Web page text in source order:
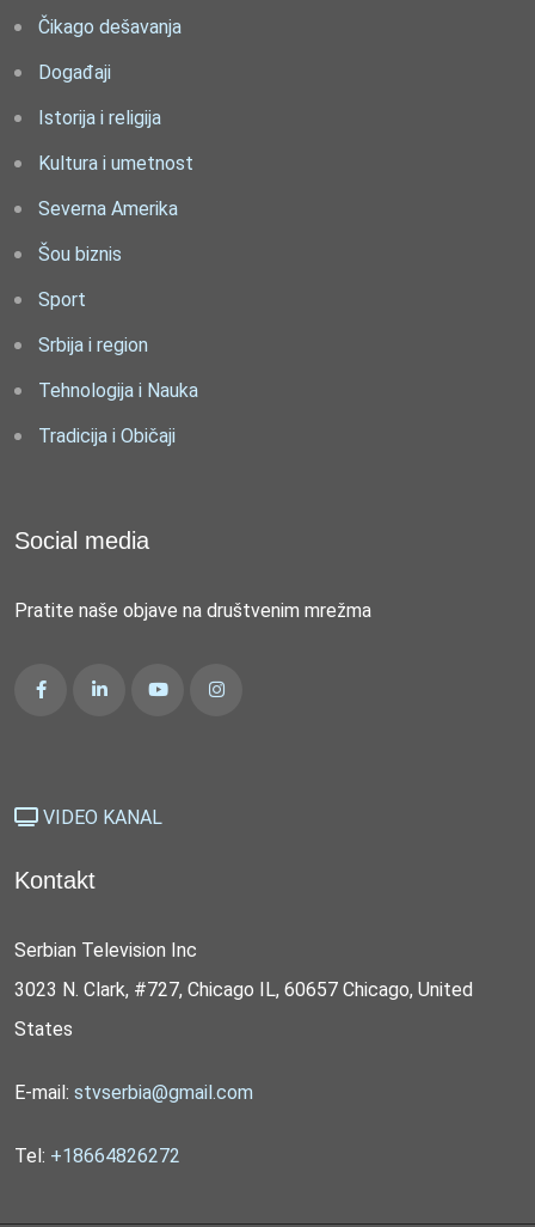
Čikago dešavanja
Događaji
Istorija i religija
Kultura i umetnost
Severna Amerika
Šou biznis
Sport
Srbija i region
Tehnologija i Nauka
Tradicija i Običaji
Social media
Pratite naše objave na društvenim mrežma
VIDEO KANAL
Kontakt
Serbian Television Inc
3023 N. Clark, #727, Chicago IL, 60657 Chicago, United
States
E-mail: stvserbia@gmail.com
Tel: +18664826272